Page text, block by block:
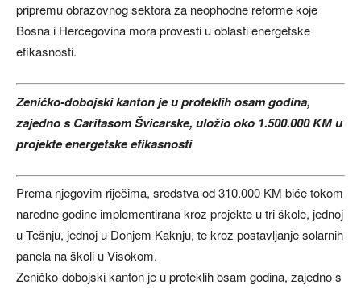
pripremu obrazovnog sektora za neophodne reforme koje
Bosna i Hercegovina mora provesti u oblasti energetske
efikasnosti.
Zeničko-dobojski kanton je u proteklih osam godina,
zajedno s Caritasom Švicarske, uložio oko 1.500.000 KM u
projekte energetske efikasnosti
Prema njegovim riječima, sredstva od 310.000 KM biće tokom
naredne godine implementirana kroz projekte u tri škole, jednoj
u Tešnju, jednoj u Donjem Kaknju, te kroz postavljanje solarnih
panela na školi u Visokom.
Zeničko-dobojski kanton je u proteklih osam godina, zajedno s